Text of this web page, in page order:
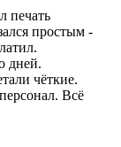
печать
простым -
дней.
чёткие.
Всё